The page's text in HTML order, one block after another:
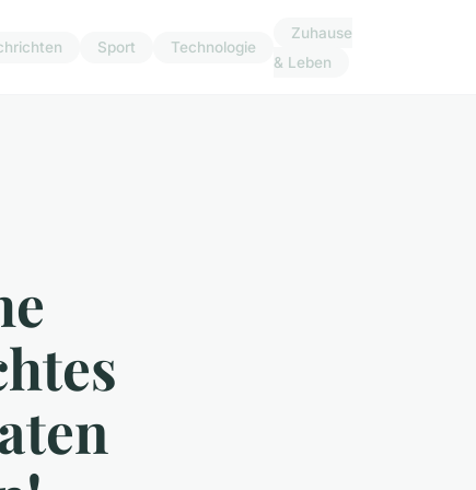
Sport Technologie
Zuhause
& Leben